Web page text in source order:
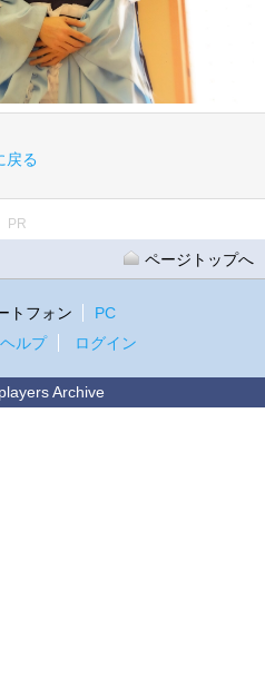
戻る
PR
ページトップへ
トフォン
PC
ヘルプ ログイン
Archive